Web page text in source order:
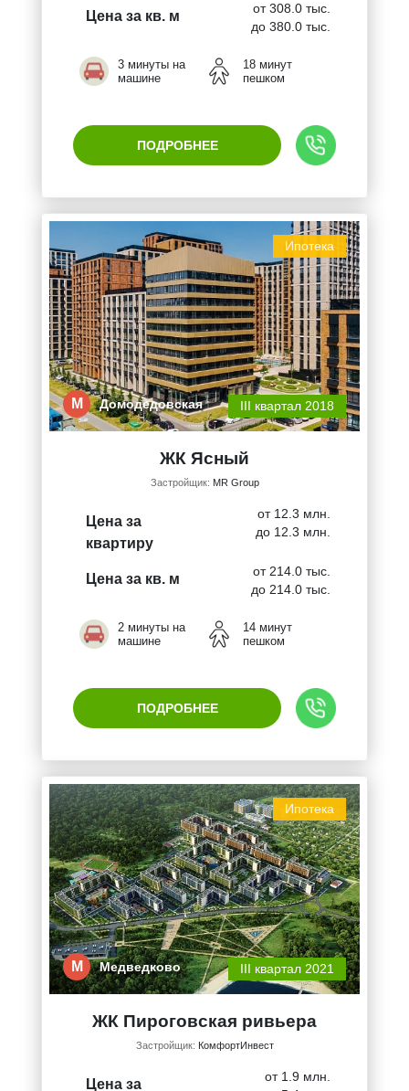
Цена за кв. м
от 308.0 тыс.
до 380.0 тыс.
3 минуты на
машине
18 минут
пешком
ПОДРОБНЕЕ
Ипотека
М Домодедовская III квартал 2018
ЖК Ясный
Застройщик: MR Group
Цена за
квартиру
от 12.3 млн.
до 12.3 млн.
Цена за кв. м
от 214.0 тыс.
до 214.0 тыс.
2 минуты на
машине
14 минут
пешком
ПОДРОБНЕЕ
Ипотека
М Медведково III квартал 2021
ЖК Пироговская ривьера
Застройщик: КомфортИнвест
Цена за
от 1.9 млн.